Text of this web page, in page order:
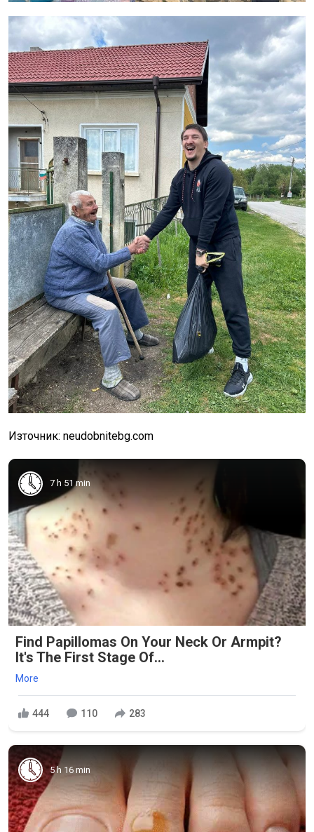
Източник: neudobnitebg.com
7 h 51 min
Find Papillomas On Your Neck Or Armpit?
It's The First Stage Of...
More
444 110 283
5 h 16 min